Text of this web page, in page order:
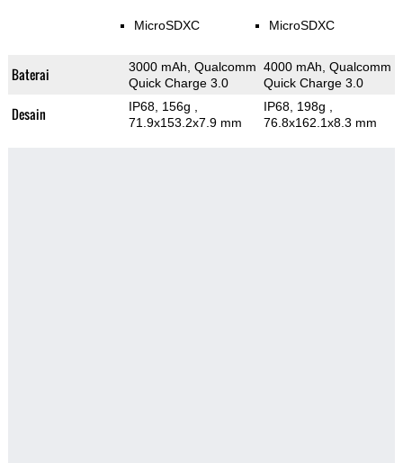
MicroSDXC MicroSDXC
Baterai
3000 mAh, Qualcomm
Quick Charge 3.0
4000 mAh, Qualcomm
Quick Charge 3.0
Desain IP68, 156g
71.9x153.2x7.9 mm
IP68, 198g
76.8x162.1x8.3 mm